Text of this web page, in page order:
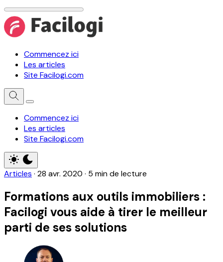
Commencez ici
Les articles
Site Facilogi.com
Commencez ici
Les articles
Site Facilogi.com
Articles · 28 avr. 2020 · 5 min de lecture
Formations aux outils immobiliers :
Facilogi vous aide à tirer le meilleur
parti de ses solutions